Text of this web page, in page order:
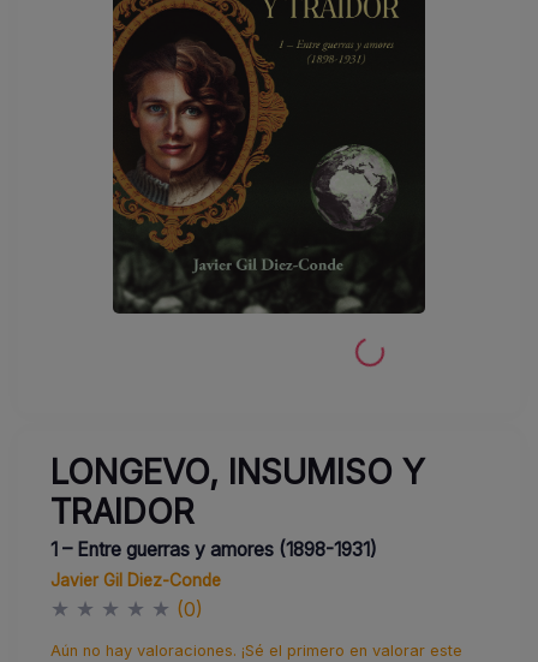
LONGEVO, INSUMISO Y
TRAIDOR
1 – Entre guerras y amores (1898-1931)
Javier Gil Diez-Conde
★ ★ ★ ★ ★ (0)
Aún no hay valoraciones. ¡Sé el primero en valorar este